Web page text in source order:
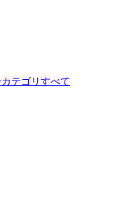
テゴリすべて